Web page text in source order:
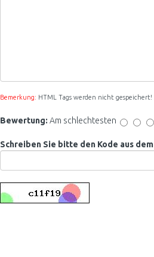
Bemerkung: HTML Tags werden nicht gespeichert!
Bewertung: Am schlechtesten
Schreiben Sie bitte den Kode aus